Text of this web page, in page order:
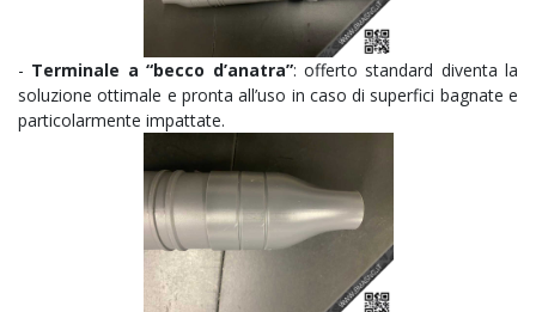
- Terminale a “becco d’anatra”: offerto standard diventa la
soluzione ottimale e pronta all’uso in caso di superfici bagnate e
particolarmente impattate.